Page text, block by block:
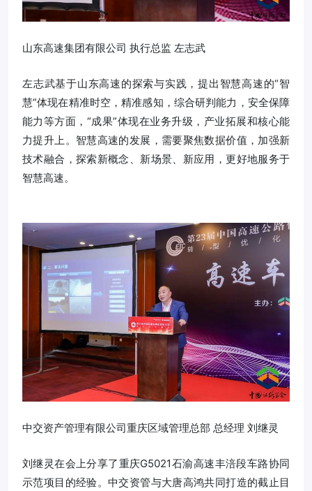
山东高速集团有限公司 执行总监 左志武
左志武基于山东高速的探索与实践，提出智慧高速的“智
慧”体现在精准时空，精准感知，综合研判能力，安全保障
能力等方面，“成果”体现在业务升级，产业拓展和核心能
力提升上。智慧高速的发展，需要聚焦数据价值，加强新
技术融合，探索新概念、新场景、新应用，更好地服务于
智慧高速。
中交资产管理有限公司重庆区域管理总部 总经理 刘继灵
刘继灵在会上分享了重庆G5021石渝高速丰涪段车路协同
示范项目的经验。中交资管与大唐高鸿共同打造的截止目